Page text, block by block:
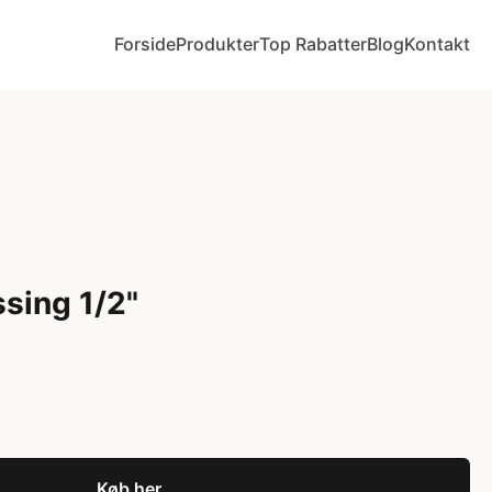
ForsideProdukterTop RabatterBlogKontakt
1/2"